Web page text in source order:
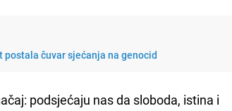
čuvar sjećanja na genocid
podsjećaju nas da sloboda, istina i